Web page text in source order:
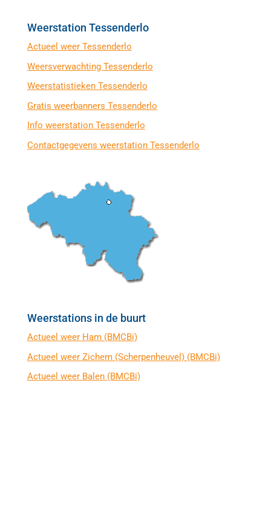
Weerstation Tessenderlo
Actueel weer Tessenderlo
Weersverwachting Tessenderlo
Weerstatistieken Tessenderlo
Gratis weerbanners Tessenderlo
Info weerstation Tessenderlo
Contactgegevens weerstation Tessenderlo
Weerstations in de buurt
Actueel weer Ham (BMCBi)
Actueel weer Zichem (Scherpenheuvel) (BMCBi)
Actueel weer Balen (BMCBi)